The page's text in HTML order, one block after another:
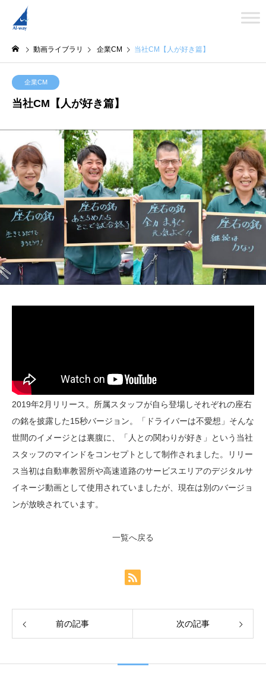
動画ライブラリ 企業CM 当社CM【人が好き篇】
企業CM
当社CM【人が好き篇】
2019年2月リリース。所属スタッフが自ら登場しそれぞれの座右
の銘を披露した15秒バージョン。「ドライバーは不愛想」そんな
世間のイメージとは裏腹に、「人との関わりが好き」という当社
スタッフのマインドをコンセプトとして制作されました。リリー
ス当初は自動車教習所や高速道路のサービスエリアのデジタルサ
イネージ動画として使用されていましたが、現在は別のバージョ
ンが放映されています。
一覧へ戻る
前の記事 次の記事